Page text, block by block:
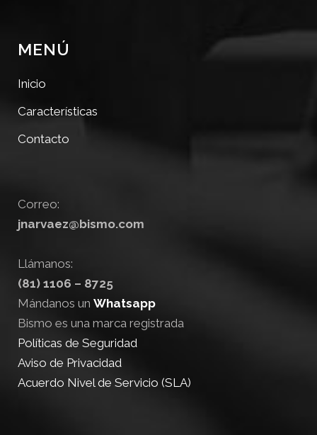
MENÚ
Inicio
Características
Contacto
Correo:
jnarvaez@bismo.com
Llámanos:
(81) 1106 – 8725
Mándanos un Whatsapp
Bismo es una marca registrada
Políticas de Seguridad
Aviso de Privacidad
Acuerdo Nivel de Servicio (SLA)